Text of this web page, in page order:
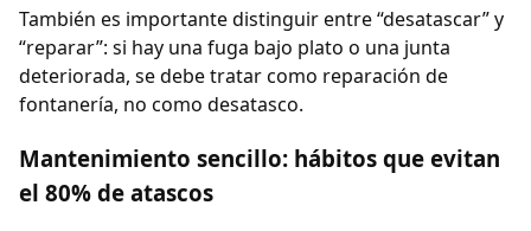
También es importante distinguir entre “desatascar” y
“reparar”: si hay una fuga bajo plato o una junta
deteriorada, se debe tratar como reparación de
fontanería, no como desatasco.
Mantenimiento sencillo: hábitos que evitan
el 80% de atascos